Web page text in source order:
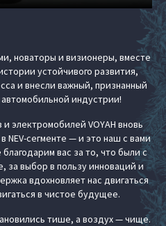
новаторы и визионеры, вместе
устойчивого развития,
и внесли важный, признанный
индустрии!
электромобилей VOYAH вновь
NEV-сегменте — и это наш с вами
вас за то, что были с
за выбор в пользу инноваций и
вдохновляет нас двигаться
в чистое будущее.
тише, а воздух — чище.